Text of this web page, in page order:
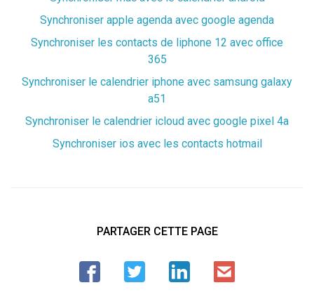
Synchroniser apple agenda avec google agenda
Synchroniser les contacts de liphone 12 avec office
365
Synchroniser le calendrier iphone avec samsung galaxy
a51
Synchroniser le calendrier icloud avec google pixel 4a
Synchroniser ios avec les contacts hotmail
PARTAGER CETTE PAGE